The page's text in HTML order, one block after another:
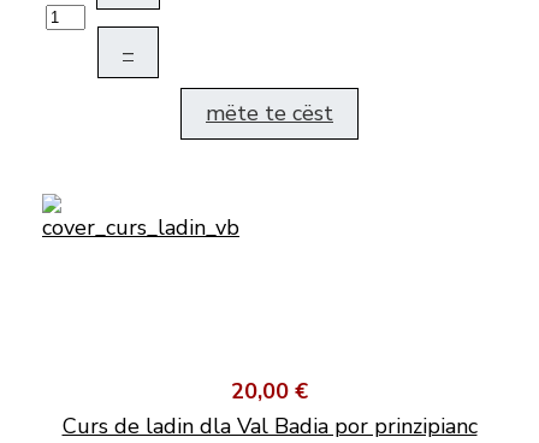
–
mëte te cëst
20,00 €
Curs de ladin dla Val Badia por prinzipianc